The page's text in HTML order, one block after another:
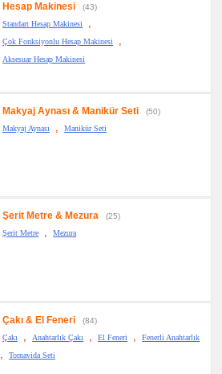
Hesap Makinesi
(43)
Standart Hesap Makinesi
,
Çok Fonksiyonlu Hesap Makinesi ,
Aksesuar Hesap Makinesi
Makyaj Aynası & Manikür Seti
(50)
Makyaj Aynası
, Manikür Seti
Şerit Metre & Mezura
(25)
Şerit Metre
, Mezura
Çakı & El Feneri
(84)
Çakı
, Anahtarlık Çakı , El Feneri , Fenerli Anahtarlık
, Tornavida Seti